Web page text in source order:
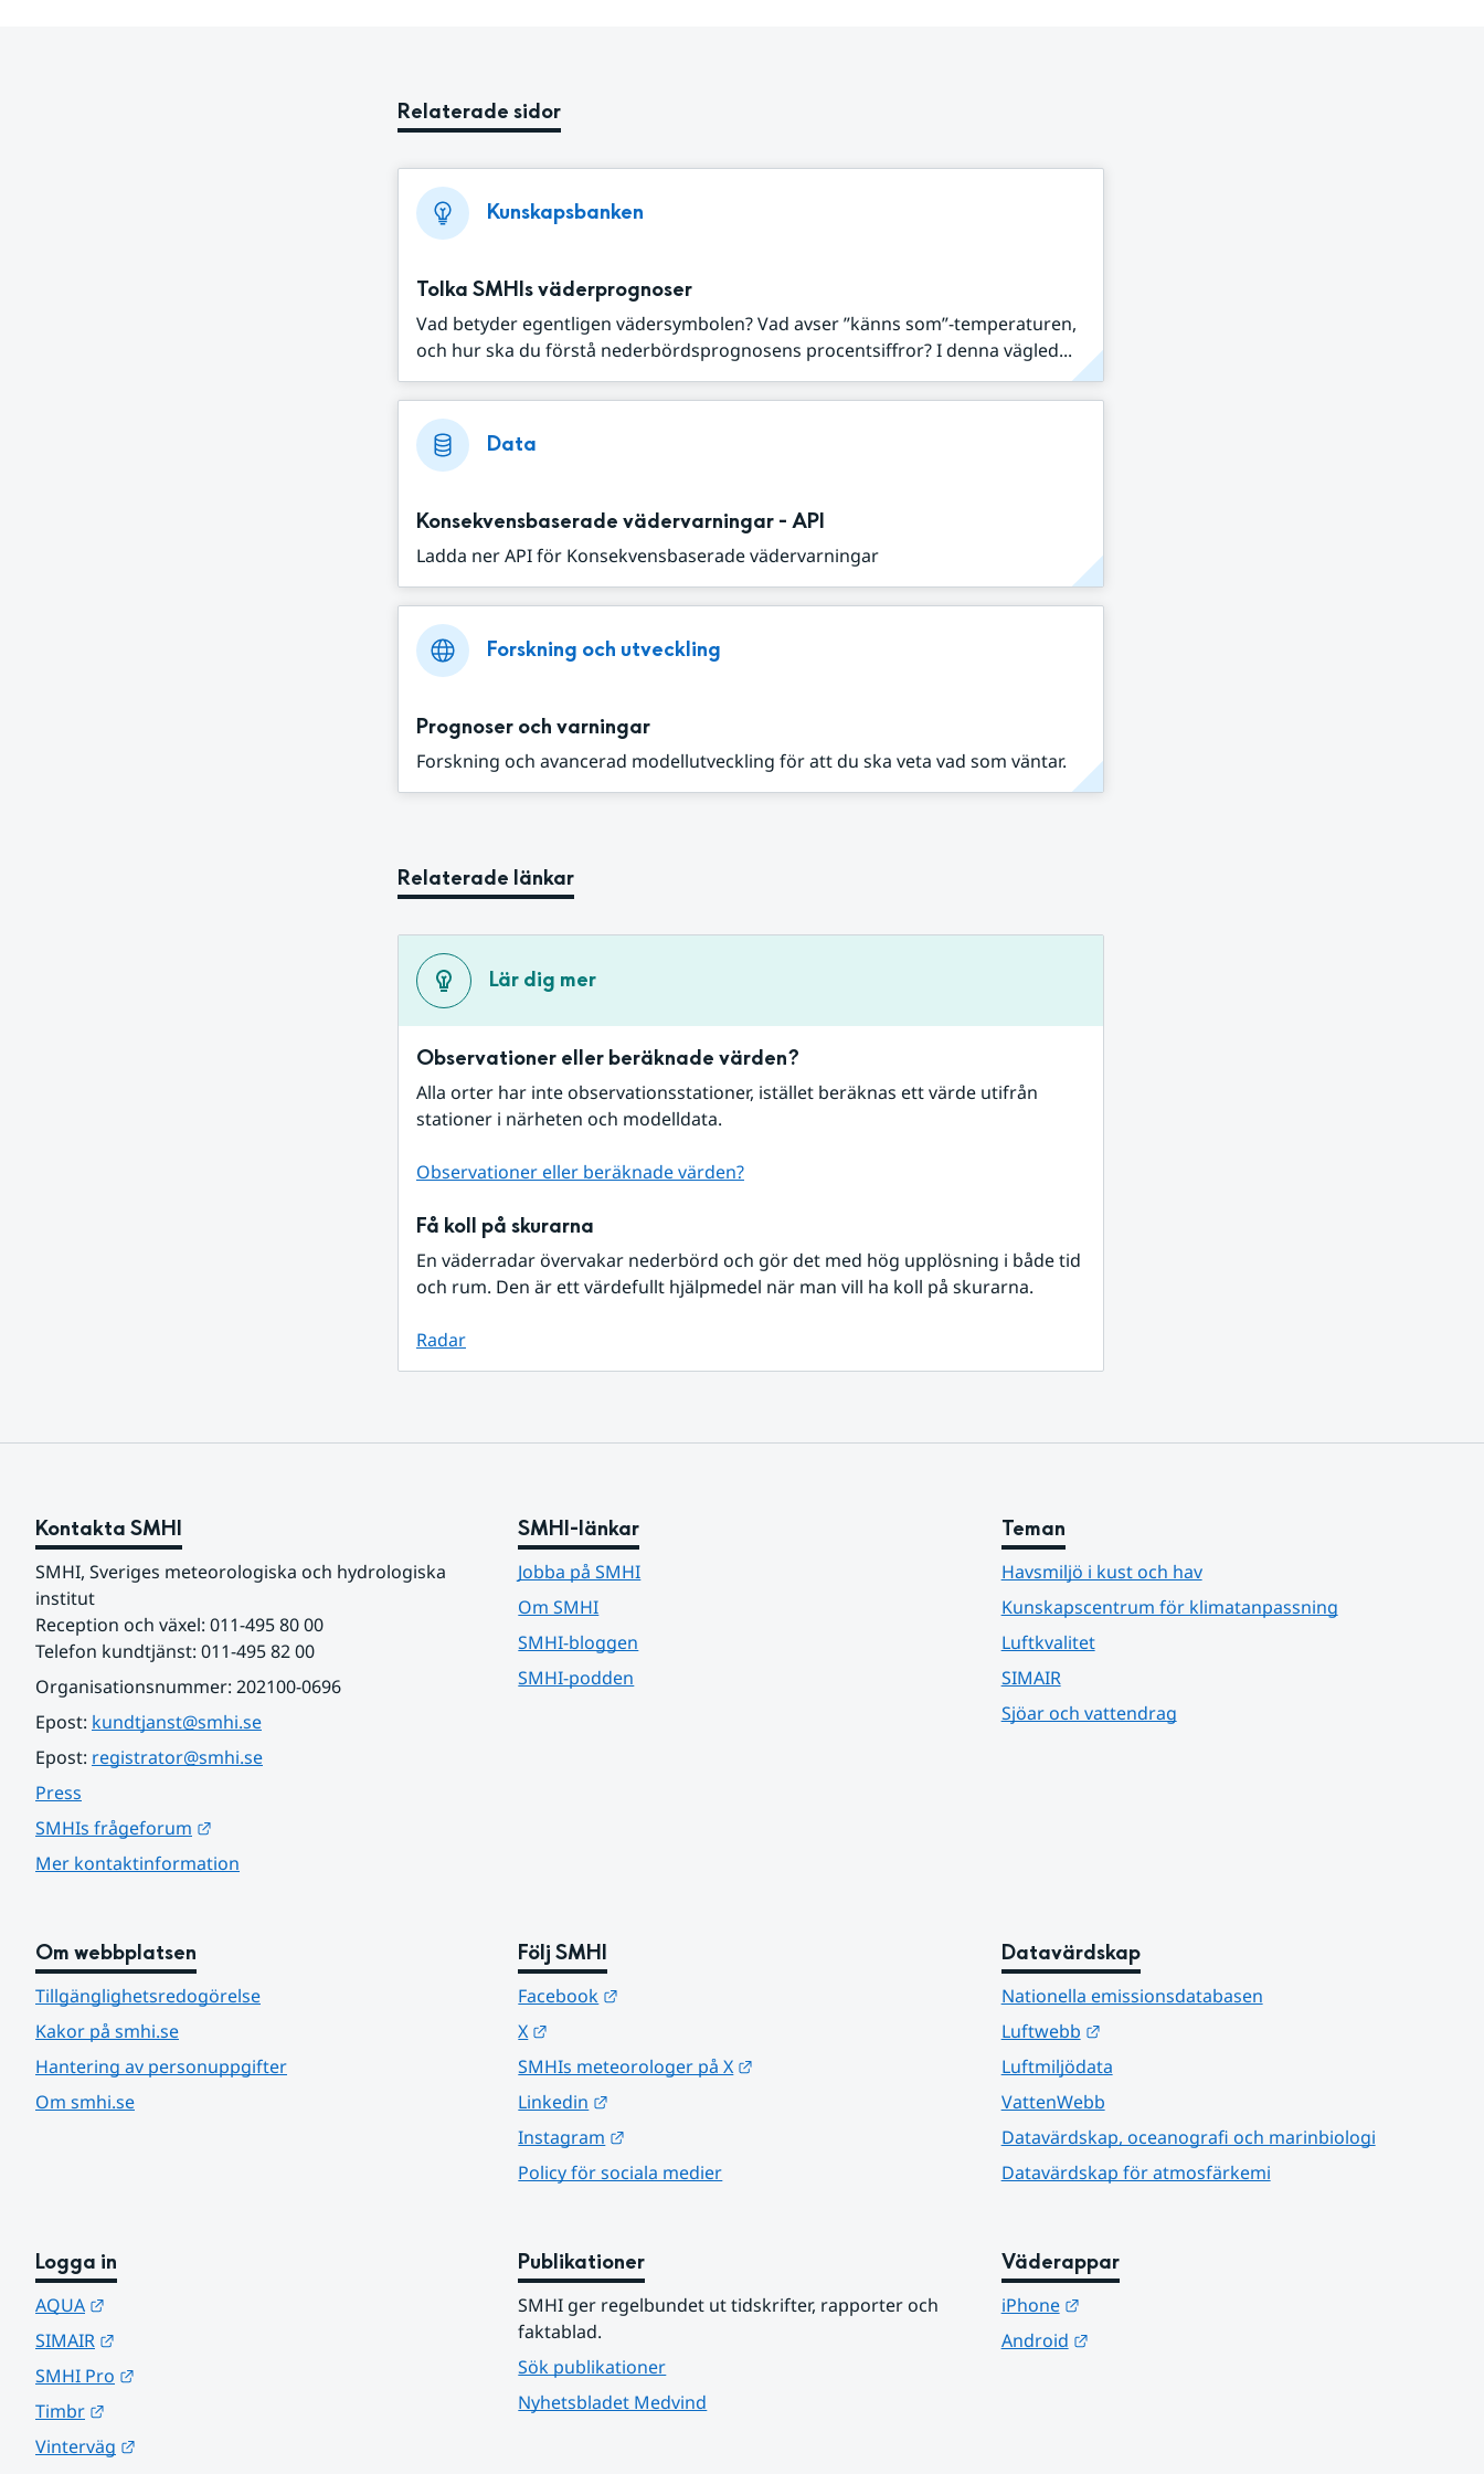
Relaterade sidor
Kunskapsbanken
Tolka SMHIs väderprognoser
Vad betyder egentligen vädersymbolen? Vad avser ”känns som”-temperaturen,
och hur ska du förstå nederbördsprognosens procentsiffror? I denna vägled...
Data
Konsekvensbaserade vädervarningar - API
Ladda ner API för Konsekvensbaserade vädervarningar
Forskning och utveckling
Prognoser och varningar
Forskning och avancerad modellutveckling för att du ska veta vad som väntar.
Relaterade länkar
Lär dig mer
Observationer eller beräknade värden?
Alla orter har inte observationsstationer, istället beräknas ett värde utifrån
stationer i närheten och modelldata.
Observationer eller beräknade värden?
Få koll på skurarna
En väderradar övervakar nederbörd och gör det med hög upplösning i både tid
och rum. Den är ett värdefullt hjälpmedel när man vill ha koll på skurarna.
Radar
Kontakta SMHI
SMHI, Sveriges meteorologiska och hydrologiska
institut
Reception och växel: 011-495 80 00
Telefon kundtjänst: 011-495 82 00
Organisationsnummer: 202100-0696
Epost: kundtjanst@smhi.se
Epost: registrator@smhi.se
Press
SMHIs frågeforum
Mer kontaktinformation
SMHI-länkar
Jobba på SMHI
Om SMHI
SMHI-bloggen
SMHI-podden
Teman
Havsmiljö i kust och hav
Kunskapscentrum för klimatanpassning
Luftkvalitet
SIMAIR
Sjöar och vattendrag
Om webbplatsen
Tillgänglighetsredogörelse
Kakor på smhi.se
Hantering av personuppgifter
Om smhi.se
Följ SMHI
Facebook
X
SMHIs meteorologer på X
Linkedin
Instagram
Policy för sociala medier
Datavärdskap
Nationella emissionsdatabasen
Luftwebb
Länk till annan webbplats.
Luftmiljödata
VattenWebb
Datavärdskap, oceanografi och marinbiologi
Datavärdskap för atmosfärkemi
Logga in
AQUA
SIMAIR
SMHI Pro
Timbr
Vinterväg
Publikationer
SMHI ger regelbundet ut tidskrifter, rapporter och
faktablad.
Sök publikationer
Nyhetsbladet Medvind
Väderappar
iPhone
Länk till annan webbplats.
Android
Länk till annan webbplats.